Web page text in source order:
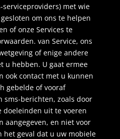
met wie
om ons te helpen
of onze Services te
van Service, ons
of enige andere
u hebben. U gaat ermee
ook contact met u kunnen
gebelde of vooraf
sms-berichten, zoals door
doeleinden uit te voeren
aangegeven, en niet voor
het geval dat u uw mobiele